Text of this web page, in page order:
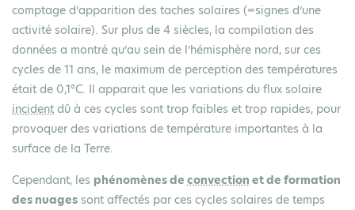
comptage d’apparition des taches solaires (=signes d’une
activité solaire). Sur plus de 4 siècles, la compilation des
données a montré qu’au sein de l’hémisphère nord, sur ces
cycles de 11 ans, le maximum de perception des températures
était de 0,1°C. Il apparait que les variations du flux solaire
incident dû à ces cycles sont trop faibles et trop rapides, pour
provoquer des variations de température importantes à la
surface de la Terre.
Cependant, les phénomènes de convection et de formation
des nuages sont affectés par ces cycles solaires de temps